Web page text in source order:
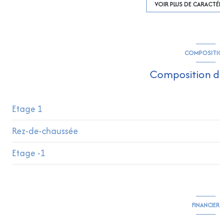
VOIR PLUS DE
Composition
Etage 1
salle de bain
chambre
Rez-de-chaussée
chambre
Etage -1
FINANCIER